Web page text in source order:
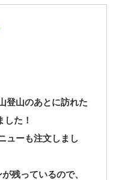
登山のあとに訪れた
た！
ューも注文しまし
残っているので、